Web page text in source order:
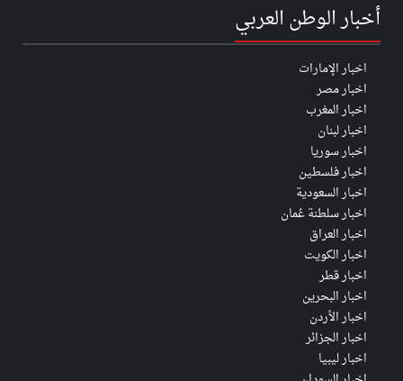
أخبار الوطن العربي
اخبار الإمارات
اخبار مصر
اخبار المغرب
اخبار لبنان
اخبار سوريا
اخبار فلسطين
اخبار السعودية
اخبار سلطنة عُمان
اخبار العراق
اخبار الكويت
اخبار قطر
اخبار البحرين
اخبار الأردن
اخبار الجزائر
اخبار ليبيا